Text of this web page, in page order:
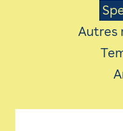
AVEC LES
LES
Autres